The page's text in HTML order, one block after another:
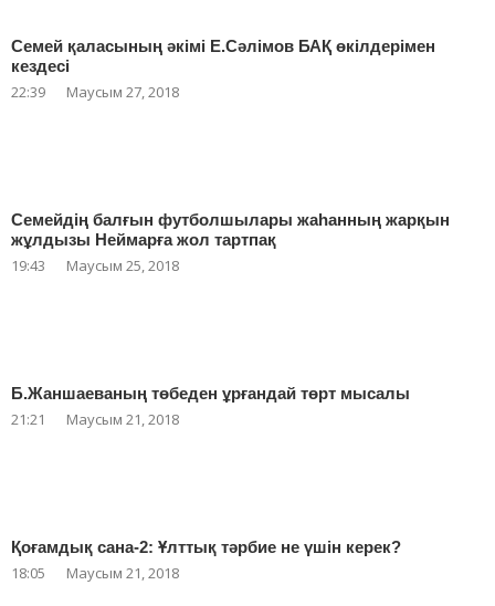
Семей қаласының әкімі Е.Сәлімов БАҚ өкілдерімен
кездесі
22:39 Маусым 27, 2018
Семейдің балғын футболшылары жаһанның жарқын
жұлдызы Неймарға жол тартпақ
19:43 Маусым 25, 2018
Б.Жаншаеваның төбеден ұрғандай төрт мысалы
21:21 Маусым 21, 2018
Қоғамдық сана-2: Ұлттық тәрбие не үшін керек?
18:05 Маусым 21, 2018